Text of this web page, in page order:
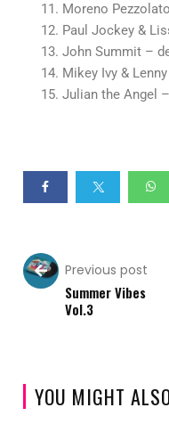
11. Moreno
12. Paul Jockey &
13. John Summit –
14. Mikey Ivy &
15. Julian the Angel
Previous post
Summer Vibes
Vol.3
YOU MIGHT